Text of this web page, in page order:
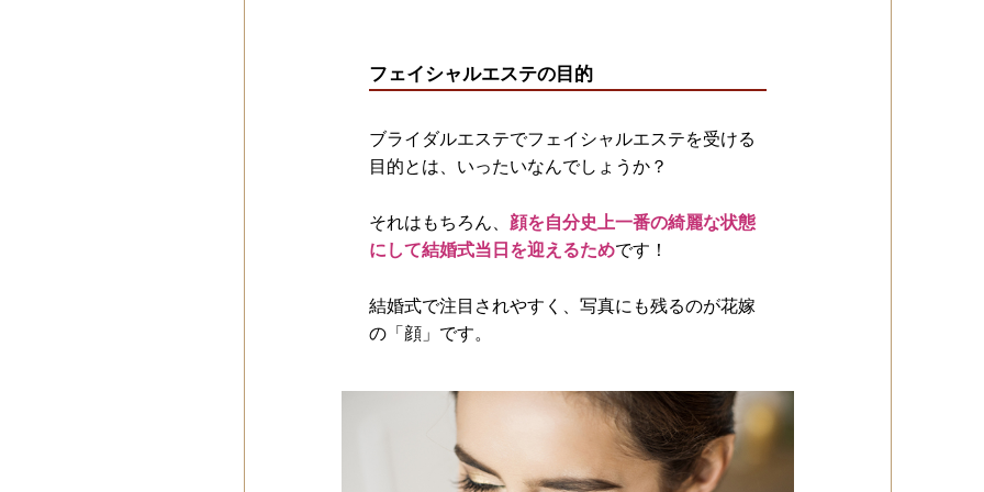
フェイシャルエステの目的
ブライダルエステでフェイシャルエステを受ける
目的とは、いったいなんでしょうか？
それはもちろん、 顔を自分史上一番の綺麗な状態
にして結婚式当日を迎えるためです！
結婚式で注目されやすく、写真にも残るのが花嫁
の「顔」です。